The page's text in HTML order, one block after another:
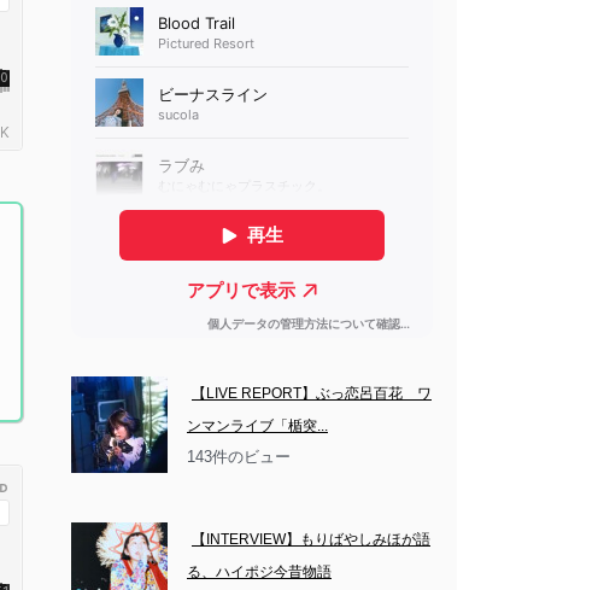
【LIVE REPORT】ぶっ恋呂百花　ワ
ンマンライブ「楯突...
143件のビュー
【INTERVIEW】もりばやしみほが語
る、ハイポジ今昔物語